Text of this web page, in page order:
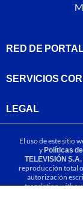
RED DE
SERVICIOS
LEGAL
El uso de este sitio
yPolíticas
TELEVISIÓN S.A.
reproducción total
autorización
translation